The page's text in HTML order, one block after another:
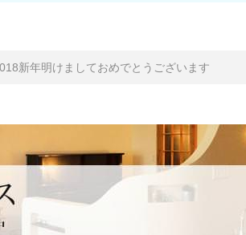
新年明けましておめでとうございます